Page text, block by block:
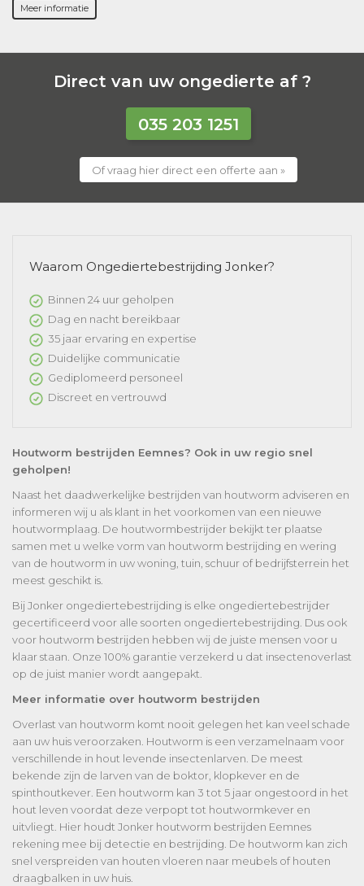
Meer informatie
Direct van uw ongedierte af ?
035 203 1251
Of vraag hier direct een offerte aan »
Waarom Ongediertebestrijding Jonker?
Binnen 24 uur geholpen
Dag en nacht bereikbaar
35 jaar ervaring en expertise
Duidelijke communicatie
Gediplomeerd personeel
Discreet en vertrouwd
Houtworm bestrijden Eemnes? Ook in uw regio snel
geholpen!
Naast het daadwerkelijke bestrijden van houtworm adviseren en
informeren wij u als klant in het voorkomen van een nieuwe
houtwormplaag. De houtwormbestrijder bekijkt ter plaatse
samen met u welke vorm van houtworm bestrijding en wering
van de houtworm in uw woning, tuin, schuur of bedrijfsterrein het
meest geschikt is.
Bij Jonker ongediertebestrijding is elke ongediertebestrijder
gecertificeerd voor alle soorten ongediertebestrijding. Dus ook
voor houtworm bestrijden hebben wij de juiste mensen voor u
klaar staan. Onze 100% garantie verzekerd u dat insectenoverlast
op de juist manier wordt aangepakt.
Meer informatie over houtworm bestrijden
Overlast van houtworm komt nooit gelegen het kan veel schade
aan uw huis veroorzaken. Houtworm is een verzamelnaam voor
verschillende in hout levende insectenlarven. De meest
bekende zijn de larven van de boktor, klopkever en de
spinthoutkever. Een houtworm kan 3 tot 5 jaar ongestoord in het
hout leven voordat deze verpopt tot houtwormkever en
uitvliegt. Hier houdt Jonker houtworm bestrijden Eemnes
rekening mee bij detectie en bestrijding. De houtworm kan zich
snel verspreiden van houten vloeren naar meubels of houten
draagbalken in uw huis.